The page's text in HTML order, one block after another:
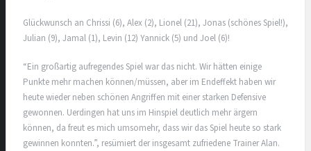
Glückwunsch an Chrissi (6), Alex (2), Lionel (21), Jonas (schönes Spiel!),
Julian (9), Jamal (1), Levin (12) Yannick (5) und Joel (6)!
“Ein großartig aufregendes Spiel war das nicht. Wir hätten einige
Punkte mehr machen können/müssen, aber im Endeffekt haben wir
heute wieder neben schönen Angriffen mit einer starken Defensive
gewonnen. Uerdingen hat uns im Hinspiel deutlich mehr ärgern
können, da freut es mich umsomehr, dass wir das Spiel heute so stark
gewinnen konnten.”, resümiert der insgesamt zufriedene Trainer Alan.